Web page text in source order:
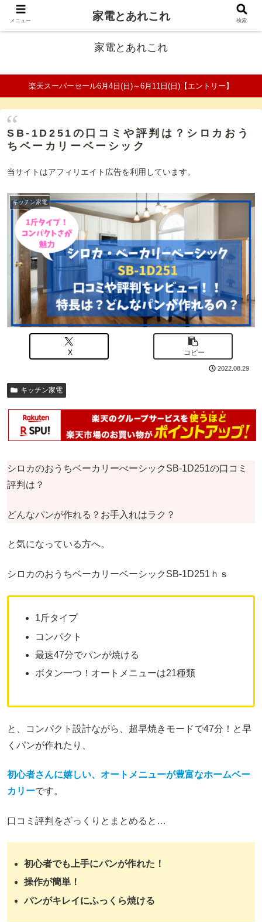
ファミリーの家電口コミ＆比較サイト
家電とあれこれ
楽天スーパーセール6月4日(日)～6月11日(日)【エントリー】
SB-1D251の口コミや評判は？シロカおう
ちベーカリーベーシック
当サイトはアフィリエイト広告を利用しています。
キッチン家電
X コピー
2022.08.29
キッチン家電
シロカのおうちベーカリーべーシックSB-1D251の口コミ
評判は？
どんなパンが作れる？お手入れはラク？
と気になっている方へ。
シロカのおうちベーカリーベーシックSB‐1D251ｈｓ
1斤タイプ
コンパクト
最速47分でパンが焼ける
ボタン一つ！オートメニューは21種類
と、コンパクト設計ながら、超早焼きモードで47分！と早
くパンが作れたり、
初心者さんに嬉しい、オートメニューが豊富なホームベー
カリーです。
口コミ評判をざっくりとまとめると…
初心者でも上手にパンが作れた！
操作が簡単！
パンがキレイにふっくら焼ける
メニュー 家電とあれこれ 検索